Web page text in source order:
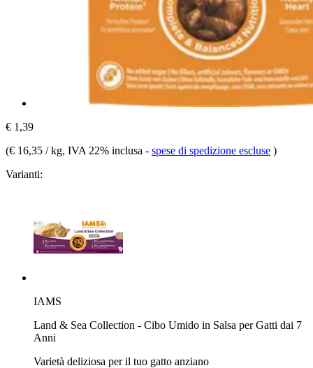
€ 1,39
(€ 16,35 / kg, IVA 22% inclusa - spese di spedizione escluse )
Varianti:
IAMS
Land & Sea Collection - Cibo Umido in Salsa per Gatti dai 7
Anni
Varietà deliziosa per il tuo gatto anziano